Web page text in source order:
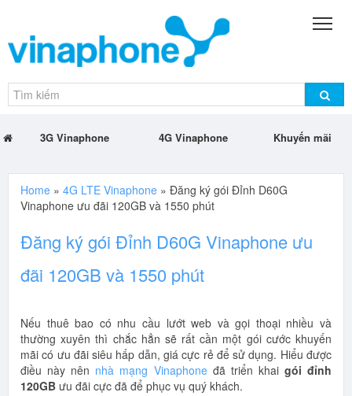
3G Vinaphone 4G Vinaphone Khuyến mãi
Home » 4G LTE Vinaphone » Đăng ký gói Đỉnh D60G
Vinaphone ưu đãi 120GB và 1550 phút
Đăng ký gói Đỉnh D60G Vinaphone ưu
đãi 120GB và 1550 phút
Nếu thuê bao có nhu cầu lướt web và gọi thoại nhiều và
thường xuyên thì chắc hẳn sẽ rất cần một gói cước khuyến
mãi có ưu đãi siêu hấp dẫn, giá cực rẻ để sử dụng. Hiểu được
điều này nên nhà mạng Vinaphoneđã triển khai gói đỉnh
120GB ưu đãi cực đã để phục vụ quý khách.